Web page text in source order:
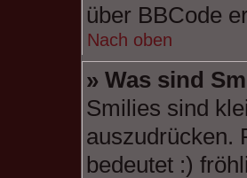
über BBCode
Nach oben
» Was sind
Smilies sind
auszudrücken.
bedeutet :)